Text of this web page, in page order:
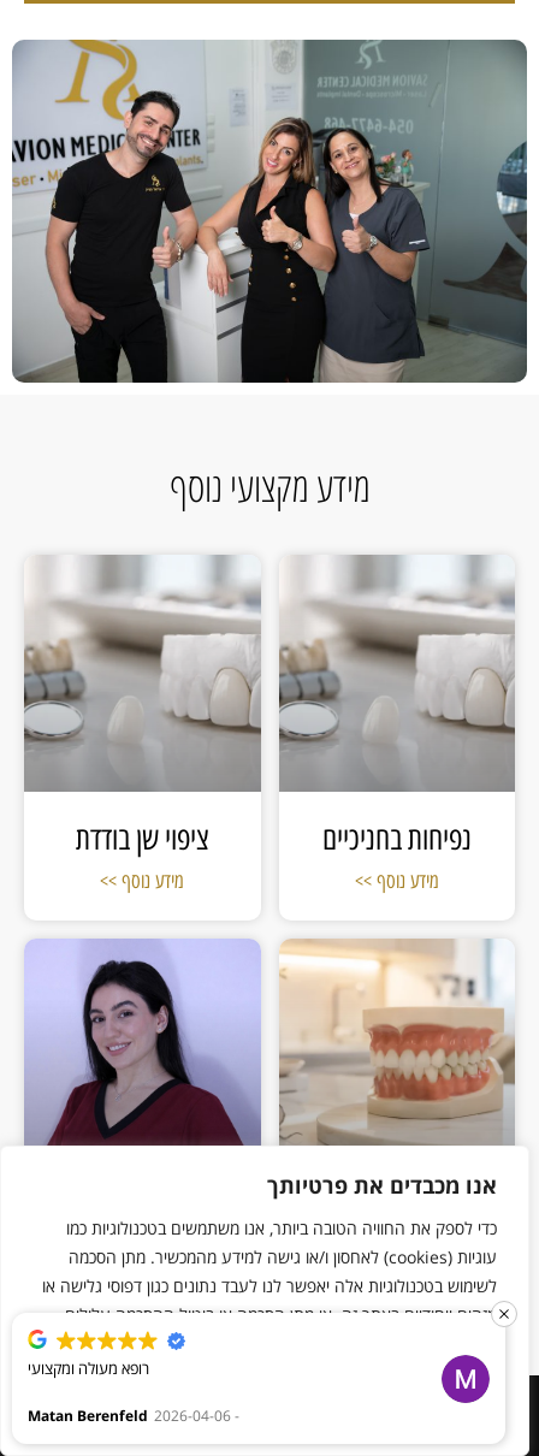
אנו מכבדים את פרטיותך
כדי לספק את החוויה הטובה ביותר, אנו משתמשים בטכנולוגיות כמו
עוגיות (cookies) לאחסון ו/או גישה למידע מהמכשיר. מתן הסכמה
לשימוש בטכנולוגיות אלה יאפשר לנו לעבד נתונים כגון דפוסי גלישה או
מזהים ייחודיים באתר זה. אי מתן הסכמה או ביטול ההסכמה עלולים
להשפיע לרעה על תפקודן של תכונות מסוימות ועל ביצועי האתר.
אשר הכל
מידע מקצועי נוסף
נפיחות בחניכיים
מידע נוסף >>
ציפוי שן בודדת
מידע נוסף >>
מנשך עמוק
מידע נוסף >>
ד"ר חנא תוג'אן
מידע נוסף >>
רופא מעולה ומקצועי
Matan Berenfeld 2026-04-06